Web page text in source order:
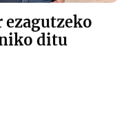
ezagutzeko
ditu